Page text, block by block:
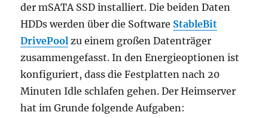
der mSATA SSD installiert. Die beiden Daten
HDDs werden über die Software StableBit
DrivePool zu einem großen Datenträger
zusammengefasst. In den Energieoptionen ist
konfiguriert, dass die Festplatten nach 20
Minuten Idle schlafen gehen. Der Heimserver
hat im Grunde folgende Aufgaben: